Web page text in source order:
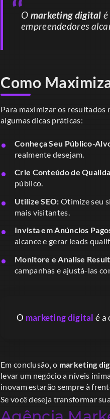
O marketing digital
empreendedores
Como
Para maximizar os resultados
algumas dicas práticas:
Conheça Seu Público-
realmente desejam.
Crie Conteúdo de
público.
Utilize SEO: Otimize seu
mais visitantes.
Invista em Anúncios
alcance e gerar leads
Monitore e Analise
campanhas e ajustá-las
O marketing digital é a
Em conclusão, o marketing
levar um negócio a níveis
inovam estarão sempre à
Se você deseja transformar